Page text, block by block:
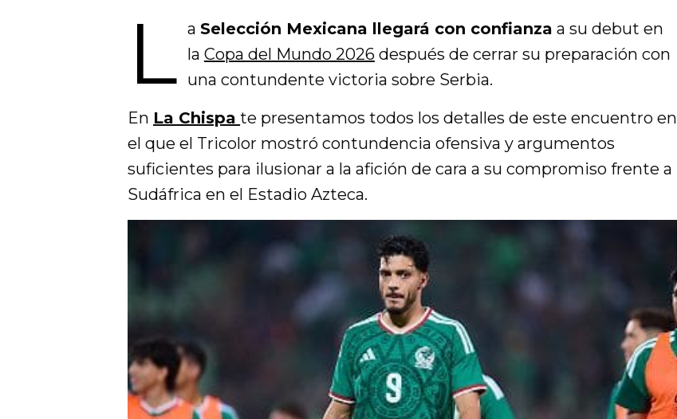
L a Selección Mexicana llegará con confianza a su debut en
la Copa del Mundo 2026después de cerrar su preparación con
una contundente victoria sobre Serbia.
En La Chispa te presentamos todos los detalles de este encuentro en
el que el Tricolor mostró contundencia ofensiva y argumentos
suficientes para ilusionar a la afición de cara a su compromiso frente a
Sudáfrica en el Estadio Azteca.